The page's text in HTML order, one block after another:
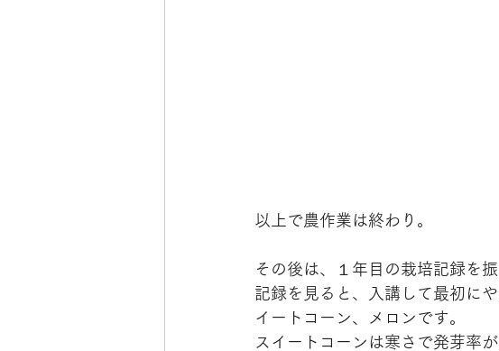
以上で農作業は終わり。
その後は、１年目の栽培記録を振
記録を見ると、入講して最初に
イートコーン、メロンです。
スイートコーンは寒さで発芽率